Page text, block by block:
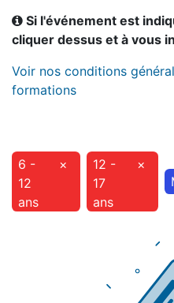
Si l'événement est
cliquer dessus et à vous
Voir nos conditions
formations
6 -
12
ans
×
12 -
17
ans
×